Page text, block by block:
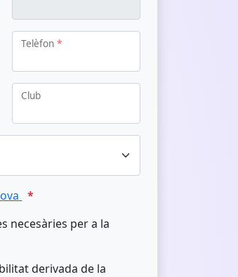
Telèfon*
Club
*
necesàries per a la
derivada de la